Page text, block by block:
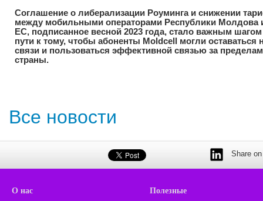
Соглашение о либерализации Роуминга и снижении
между мобильными операторами Республики Молдова
ЕС, подписанное весной 2023 года, стало важным шагом
пути к тому, чтобы абоненты Moldcell могли оставаться
связи и пользоваться эффективной связью за
страны.
Все новости
Share
О нас Полезные